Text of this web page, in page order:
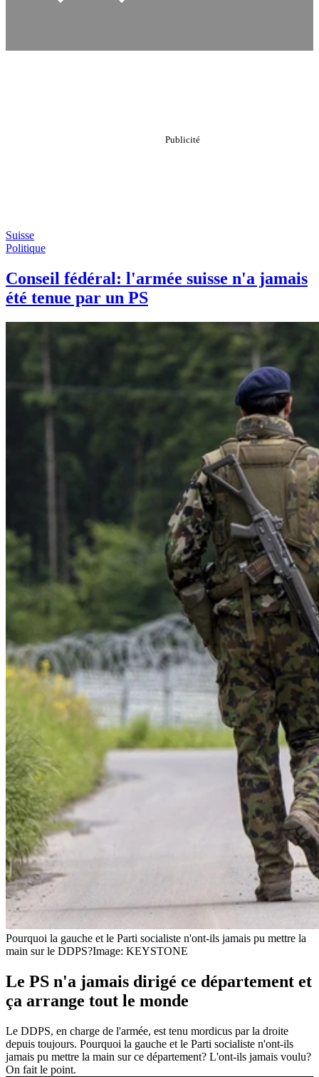
Suisse
Politique
Conseil fédéral: l'armée suisse n'a jamais
été tenue par un PS
Pourquoi la gauche et le Parti socialiste n'ont-ils jamais pu mettre la
main sur le DDPS?Image: KEYSTONE
Le PS n'a jamais dirigé ce département et
ça arrange tout le monde
Le DDPS, en charge de l'armée, est tenu mordicus par la droite
depuis toujours. Pourquoi la gauche et le Parti socialiste n'ont-ils
jamais pu mettre la main sur ce département? L'ont-ils jamais voulu?
On fait le point.